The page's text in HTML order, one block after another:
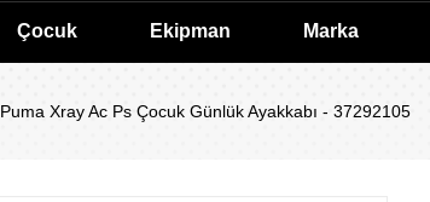
Çocuk Ekipman Marka
Puma Xray Ac Ps Çocuk Günlük Ayakkabı - 37292105